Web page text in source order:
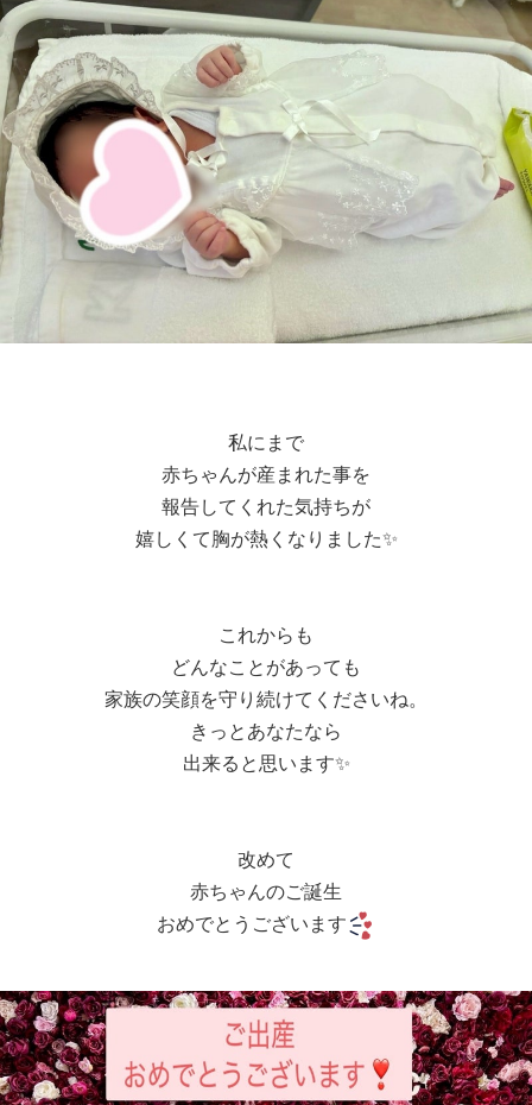
私にまで
赤ちゃんが産まれた事を
報告してくれた気持ちが
嬉しくて胸が熱くなりました✨
これからも
どんなことがあっても
家族の笑顔を守り続けてくださいね。
きっとあなたなら
出来ると思います✨
改めて
赤ちゃんのご誕生
おめでとうございます